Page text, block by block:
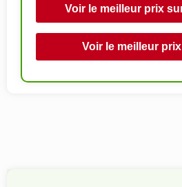
Voir le meilleur prix
Voir le meilleur